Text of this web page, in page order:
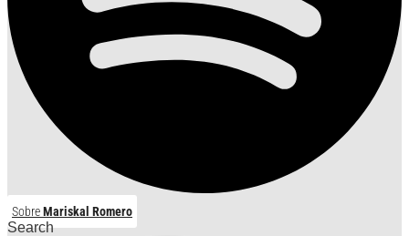
SobreMariskal Romero
Search